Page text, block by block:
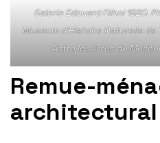
Galerie Edouard Filhol 1920.
Museum d’Histoire Naturelle
Astre les livres du
Remue-
architectural